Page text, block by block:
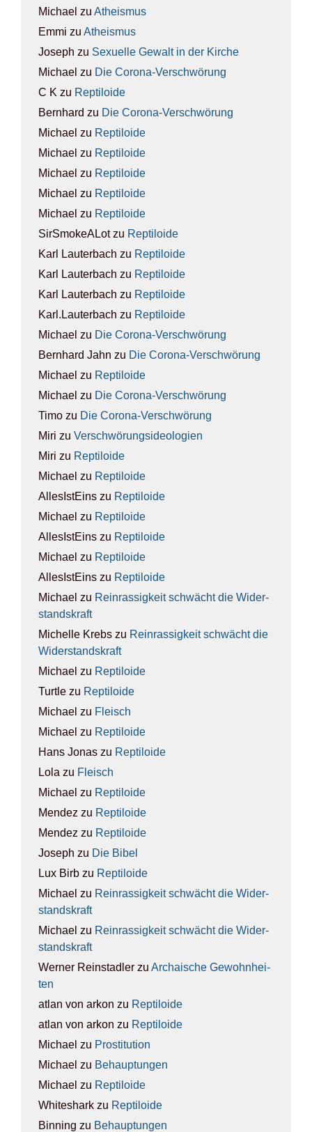
Michael zu Athe­is­mus
Emmi zu Athe­is­mus
Joseph zu Sexu­el­le Gewalt in der Kir­che
Michael zu Die Coro­na-Ver­schwö­rung
C K zu Rep­ti­lo­ide
Bernhard zu Die Coro­na-Ver­schwö­rung
Michael zu Rep­ti­lo­ide
Michael zu Rep­ti­lo­ide
Michael zu Rep­ti­lo­ide
Michael zu Rep­ti­lo­ide
Michael zu Rep­ti­lo­ide
SirSmokeALotzu Rep­ti­lo­ide
Karl Lauterbach zu Rep­ti­lo­ide
Karl Lauterbach zu Rep­ti­lo­ide
Karl Lauterbach zu Rep­ti­lo­ide
Karl.Lauterbach zu Rep­ti­lo­ide
Michael zu Die Coro­na-Ver­schwö­rung
Bernhard Jahn zu Die Coro­na-Ver­schwö­rung
Michael zu Rep­ti­lo­ide
Michael zu Die Coro­na-Ver­schwö­rung
Timo zu Die Coro­na-Ver­schwö­rung
Miri zu Ver­schwö­rungs­ideo­lo­gien
Miri zu Rep­ti­lo­ide
Michael zu Rep­ti­lo­ide
AllesIstEins zu Rep­ti­lo­ide
Michael zu Rep­ti­lo­ide
AllesIstEins zu Rep­ti­lo­ide
Michael zu Rep­ti­lo­ide
AllesIstEins zu Rep­ti­lo­ide
Michael zu Rein­ras­sig­keit schwächt die Wider­
stands­kraft
Michelle Krebs zu Rein­ras­sig­keit schwächt die
Wider­stands­kraft
Michael zu Rep­ti­lo­ide
Turtle zu Rep­ti­lo­ide
Michael zu Fleisch
Michael zu Rep­ti­lo­ide
Hans Jonas zu Rep­ti­lo­ide
Lola zu Fleisch
Michael zu Rep­ti­lo­ide
Mendez zu Rep­ti­lo­ide
Mendez zu Rep­ti­lo­ide
Joseph zu Die Bibel
Lux Birb zu Rep­ti­lo­ide
Michael zu Rein­ras­sig­keit schwächt die Wider­
stands­kraft
Michael zu Rein­ras­sig­keit schwächt die Wider­
stands­kraft
Werner Reinstadler zu Archai­sche Gewohn­hei­
ten
atlan von arkon zu Rep­ti­lo­ide
atlan von arkon zu Rep­ti­lo­ide
Michael zu Pro­sti­tu­ti­on
Michael zu Behaup­tun­gen
Michael zu Rep­ti­lo­ide
Whiteshark zu Rep­ti­lo­ide
Binning zu Behaup­tun­gen